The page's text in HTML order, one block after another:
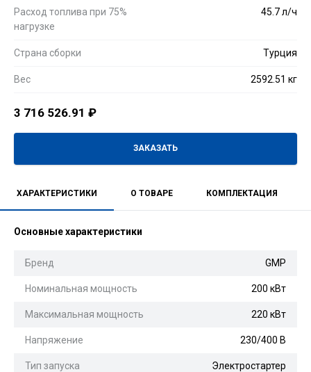
Расход топлива при 75%
нагрузке
45.7 л/ч
Страна сборки Турция
Вес 2592.51 кг
3 716 526.91 ₽
ЗАКАЗАТЬ
ХАРАКТЕРИСТИКИ О ТОВАРЕ КОМПЛЕКТАЦИЯ
Основные характеристики
Бренд GMP
Номинальная мощность 200 кВт
Максимальная мощность 220 кВт
Напряжение 230/400 В
Тип запуска Электростартер